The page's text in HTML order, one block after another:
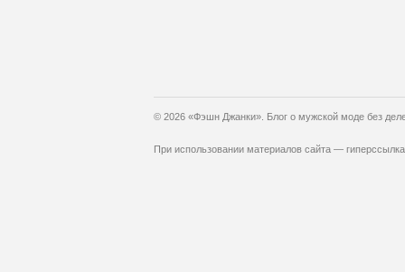
© 2026 «Фэшн Джанки». Блог о мужской моде без
При использовании материалов сайта —